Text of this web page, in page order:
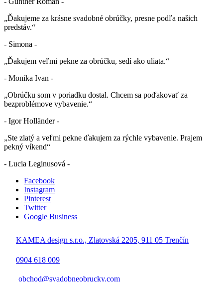
„Ďakujeme za krásne svadobné obrúčky, presne podľa našich
predstáv.“
- Simona -
„Ďakujem veľmi pekne za obrúčku, sedí ako uliata.“
- Monika Ivan -
„Obrúčku som v poriadku dostal. Chcem sa poďakovať za
bezproblémove vybavenie.“
- Igor Holländer -
„Ste zlatý a veľmi pekne ďakujem za rýchle vybavenie. Prajem
pekný víkend“
- Lucia Leginusová -
Facebook
Instagram
Pinterest
Twitter
Google Business
KAMEA design s.r.o., Zlatovská 2205, 911 05 Trenčín
0904 618 009
obchod@svadobneobrucky.com